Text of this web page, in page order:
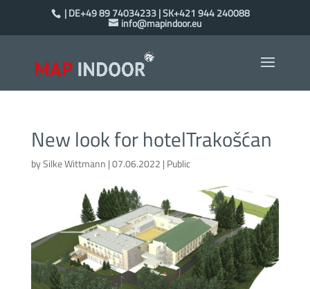
| DE+49 89 74034233 | SK+421 944 240088
info@mapindoor.eu
New look for hotelTrakošćan
bySilke Wittmann |07.06.2022 | Public